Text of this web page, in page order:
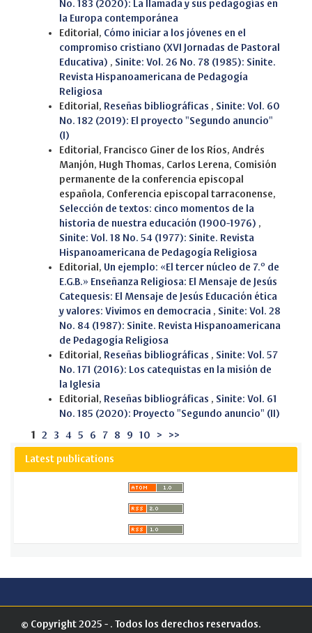
No. 183 (2020): La llamada y sus pedagogías en
la Europa contemporánea
Editorial, Cómo iniciar a los jóvenes en el
compromiso cristiano (XVI Jornadas de Pastoral
Educativa) , Sinite: Vol. 26 No. 78 (1985): Sinite.
Revista Hispanoamericana de Pedagogía
Religiosa
Editorial, Reseñas bibliográficas , Sinite: Vol. 60
No. 182 (2019): El proyecto "Segundo anuncio"
(I)
Editorial, Francisco Giner de los Ríos, Andrés
Manjón, Hugh Thomas, Carlos Lerena, Comisión
permanente de la conferencia episcopal
española, Conferencia episcopal tarraconense,
Selección de textos: cinco momentos de la
historia de nuestra educación (1900-1976) ,
Sinite: Vol. 18 No. 54 (1977): Sinite. Revista
Hispanoamericana de Pedagogía Religiosa
Editorial, Un ejemplo: «El tercer núcleo de 7.º de
E.G.B.» Enseñanza Religiosa: El Mensaje de Jesús
Catequesis: El Mensaje de Jesús Educación ética
y valores: Vivimos en democracia , Sinite: Vol. 28
No. 84 (1987): Sinite. Revista Hispanoamericana
de Pedagogía Religiosa
Editorial, Reseñas bibliográficas , Sinite: Vol. 57
No. 171 (2016): Los catequistas en la misión de
la Iglesia
Editorial, Reseñas bibliográficas , Sinite: Vol. 61
No. 185 (2020): Proyecto "Segundo anuncio" (II)
1 2 3 4 5 6 7 8 9 10 > >>
Latest publications
© Copyright 2025 - . Todos los derechos reservados.